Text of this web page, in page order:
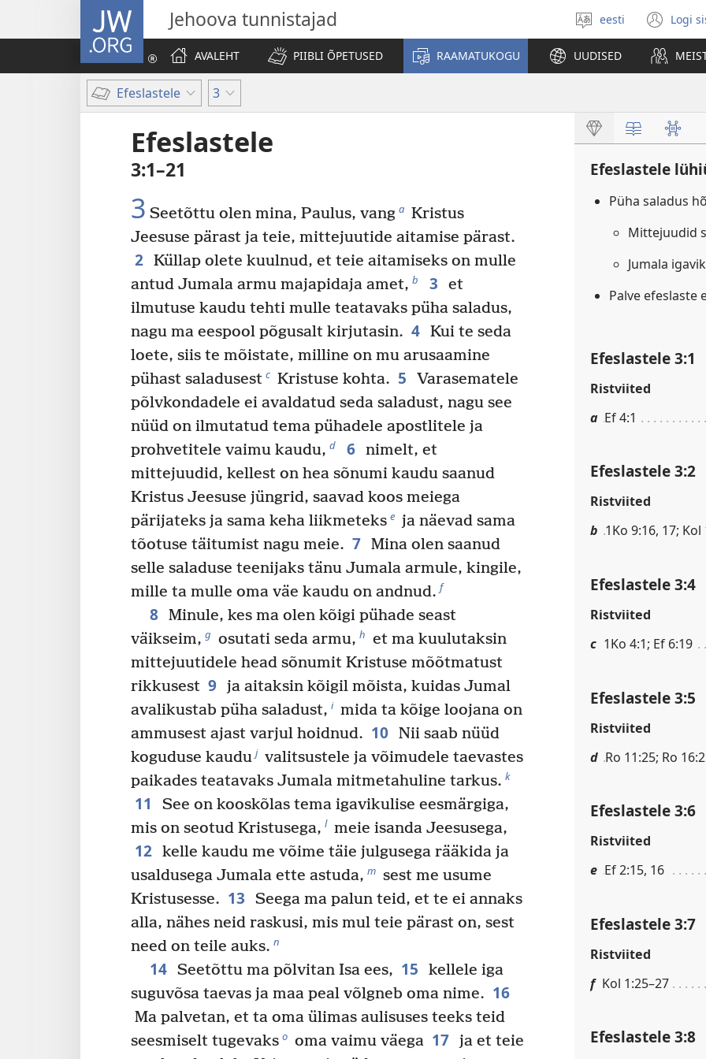
JW.ORG Jehoova tunnistajad
Vali
keel
eesti Logi
uue
AVALEHT
PIIBLI ÕPETUSED RAAMATUKOGU UUDISED
Efeslastele 3
Efeslastele
3:1–21
3 Seetõttu olen mina, Paulus, vang a Kristus
Jeesuse pärast ja teie, mittejuutide aitamise pärast.
2 Küllap olete kuulnud, et teie aitamiseks on mulle
antud Jumala armu majapidaja amet, b 3
et
ilmutuse kaudu tehti mulle teatavaks püha saladus,
nagu ma eespool põgusalt kirjutasin. 4 Kui te seda
loete, siis te mõistate, milline on mu arusaamine
pühast saladusest c Kristuse kohta. 5
Varasematele
põlvkondadele ei avaldatud seda saladust, nagu see
nüüd on ilmutatud tema pühadele apostlitele ja
prohvetitele vaimu kaudu, d 6 nimelt, et
mittejuudid, kellest on hea sõnumi kaudu saanud
Kristus Jeesuse jüngrid, saavad koos meiega
pärijateks ja sama keha liikmeteks e ja näevad sama
tõotuse täitumist nagu meie. 7 Mina olen saanud
selle saladuse teenijaks tänu Jumala armule, kingile,
mille ta mulle oma väe kaudu on andnud. f
8 Minule, kes ma olen kõigi pühade seast
väikseim, g osutati seda armu, h et ma kuulutaksin
mittejuutidele head sõnumit Kristuse mõõtmatust
rikkusest 9 ja aitaksin kõigil mõista, kuidas Jumal
avalikustab püha saladust, i mida ta kõige loojana on
ammusest ajast varjul hoidnud. 10 Nii saab nüüd
koguduse kaudu j valitsustele ja võimudele taevastes
paikades teatavaks Jumala mitmetahuline tarkus. k
11
See on kooskõlas tema igavikulise eesmärgiga,
mis on seotud Kristusega, l meie isanda Jeesusega,
12 kelle kaudu me võime täie julgusega rääkida ja
usaldusega Jumala ette astuda, m sest me usume
Kristusesse. 13
Seega ma palun teid, et te ei annaks
alla, nähes neid raskusi, mis mul teie pärast on, sest
need on teile auks. n
14 Seetõttu ma põlvitan Isa ees, 15
kellele iga
suguvõsa taevas ja maa peal võlgneb oma nime. 16
Ma palvetan, et ta oma ülimas aulisuses teeks teid
seesmiselt tugevaks o oma vaimu väega 17 ja et teie
Efeslastele
Püha saladus
Mittejuudid
Jumala
Palve efeslaste
Efeslastele 3:1
Ristviited
a Ef 4:1
Efeslastele 3:2
Ristviited
b 1Ko 9:16, 17; Kol
Efeslastele 3:4
Ristviited
c 1Ko 4:1; Ef 6:19
Efeslastele 3:5
Ristviited
d Ro 11:25; Ro
Efeslastele 3:6
Ristviited
e Ef 2:15, 16
Efeslastele 3:7
Ristviited
f Kol 1:25–27
Efeslastele 3:8